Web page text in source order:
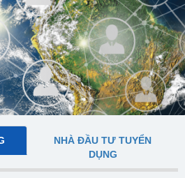
NHÀ ĐẦU TƯ TUYỂN
DỤNG